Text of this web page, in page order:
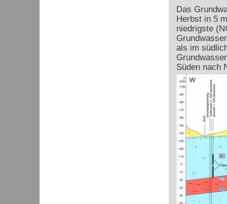
Das
Herbst in 5
niedrigste
als im
Süden nach